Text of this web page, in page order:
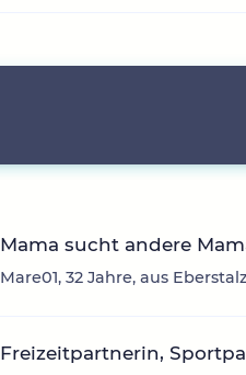
Mama sucht andere
Mare01, 32 Jahre, aus
Freizeitpartnerin,